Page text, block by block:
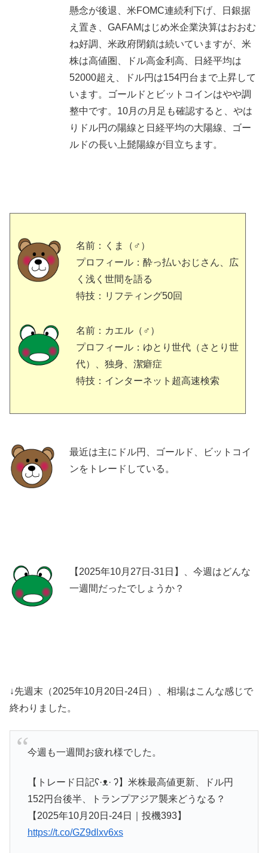
懸念が後退、米FOMC連続利下げ、日銀据
え置き、GAFAMはじめ米企業決算はおおむ
ね好調、米政府閉鎖は続いていますが、米
株は高値圏、ドル高金利高、日経平均は
52000超え、ドル円は154円台まで上昇して
います。ゴールドとビットコインはやや調
整中です。10月の月足も確認すると、やは
りドル円の陽線と日経平均の大陽線、ゴー
ルドの長い上髭陽線が目立ちます。
名前：くま（♂）
プロフィール：酔っ払いおじさん、広
く浅く世間を語る
特技：リフティング50回
名前：カエル（♂）
プロフィール：ゆとり世代（さとり世
代）、独身、潔癖症
特技：インターネット超高速検索
最近は主にドル円、ゴールド、ビットコイ
ンをトレードしている。
【2025年10月27日-31日】、今週はどんな
一週間だったでしょうか？
↓先週末（2025年10月20日-24日）、相場はこんな感じで
終わりました。
今週も一週間お疲れ様でした。
【トレード日記ʕ·ᴥ· ʔ】米株最高値更新、ドル円
152円台後半、トランプアジア襲来どうなる？
【2025年10月20日-24日｜投機393】
https://t.co/GZ9dlxv6xs